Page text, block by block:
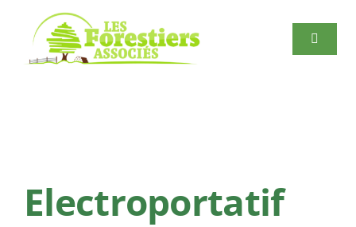
contenu
Magasin
Electroportatif